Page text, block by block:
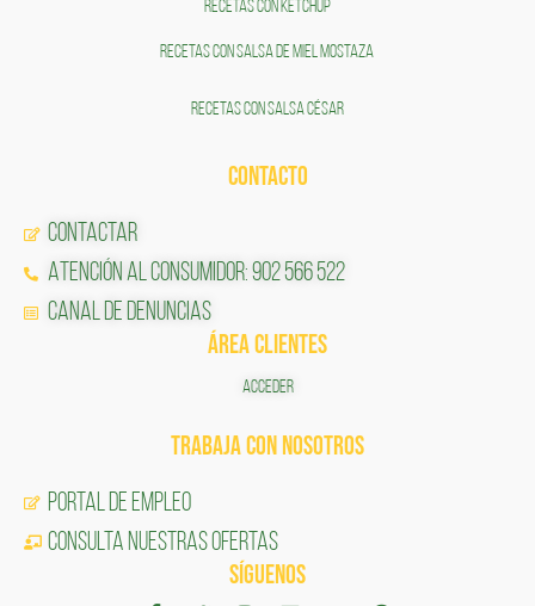
RECETAS CON KETCHUP
RECETAS CON SALSA DE MIEL MOSTAZA
RECETAS CON SALSA CÉSAR
CONTACTO
Contactar
Atención al Consumidor: 902 566 522
Canal de Denuncias
ÁREA CLIENTES
ACCEDER
TRABAJA CON NOSOTROS
Portal de Empleo
CONSULTA NUESTRAS OFERTAS
SÍGUENOS